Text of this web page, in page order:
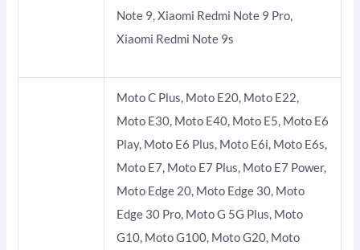
Note 9, Xiaomi Redmi Note 9 Pro,
Xiaomi Redmi Note 9s
Moto C Plus, Moto E20, Moto E22,
Moto E30, Moto E40, Moto E5, Moto E6
Play, Moto E6 Plus, Moto E6i, Moto E6s,
Moto E7, Moto E7 Plus, Moto E7 Power,
Moto Edge 20, Moto Edge 30, Moto
Edge 30 Pro, Moto G 5G Plus, Moto
G10, Moto G100, Moto G20, Moto